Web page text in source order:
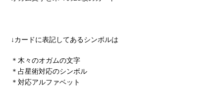
↓カードに表記してあるシンボルは
＊木々のオガムの文字
＊占星術対応のシンボル
＊対応アルファベット